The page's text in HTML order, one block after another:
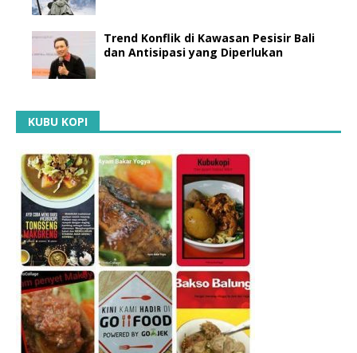
Trend Konflik di Kawasan Pesisir Bali
dan Antisipasi yang Diperlukan
KUBU KOPI